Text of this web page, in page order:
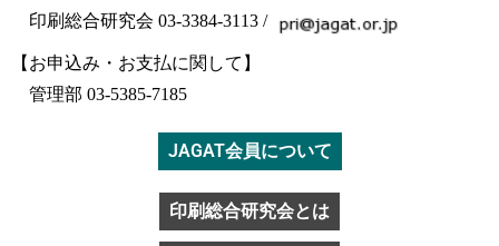
印刷総合研究会 03-3384-3113 /
【お申込み・お支払に関して】
管理部 03-5385-7185
JAGAT会員について
印刷総合研究会とは